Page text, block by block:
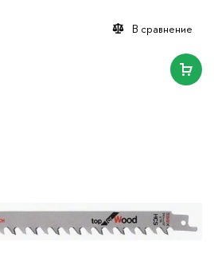
В сравнение